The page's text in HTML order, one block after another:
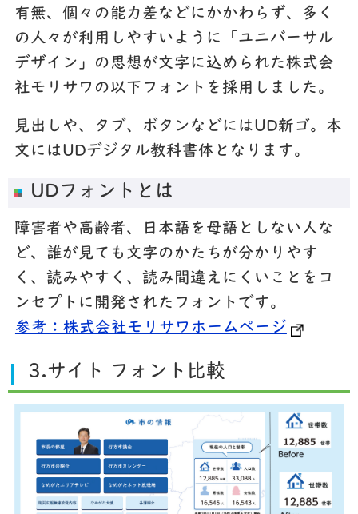
有無、個々の能力差などにかかわらず、多く
の人々が利用しやすいように「ユニバーサル
デザイン」の思想が文字に込められた株式会
社モリサワの以下フォントを採用しました。
見出しや、タブ、ボタンなどにはUD新ゴ。本
文にはUDデジタル教科書体となります。
UDフォントとは
障害者や高齢者、日本語を母語としない人な
ど、誰が見ても文字のかたちが分かりやす
く、読みやすく、読み間違えにくいことをコ
ンセプトに開発されたフォントです。
参考：株式会社モリサワホームページ
3.サイト フォント比較